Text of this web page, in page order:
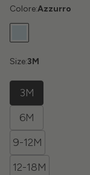
Colore:Azzurro
Size:3M
3M
6M
9-12M
12-18M